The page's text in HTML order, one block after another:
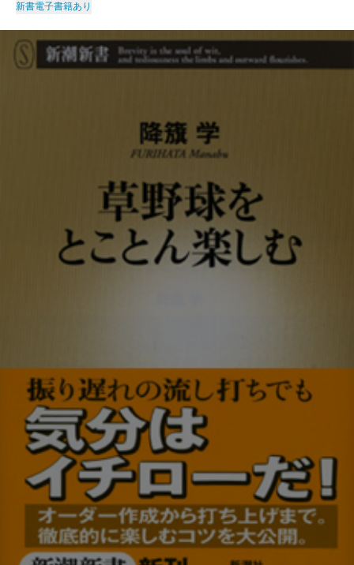
新書電子書籍あり